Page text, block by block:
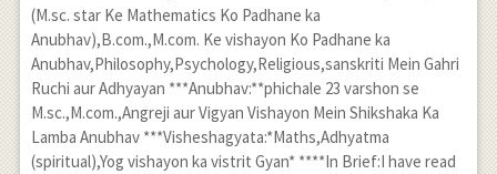
(M.sc. star Ke Mathematics Ko Padhane ka
Anubhav),B.com.,M.com. Ke vishayon Ko Padhane ka
Anubhav,Philosophy,Psychology,Religious,sanskriti Mein Gahri
Ruchi aur Adhyayan ***Anubhav:**phichale 23 varshon se
M.sc.,M.com.,Angreji aur Vigyan Vishayon Mein Shikshaka Ka
Lamba Anubhav ***Visheshagyata:*Maths,Adhyatma
(spiritual),Yog vishayon ka vistrit Gyan* ****In Brief:I have read